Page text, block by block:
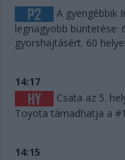
A gyengébbik
legnagyobb büntetése:
gyorshajtásért. 60
14:17
Csata az 5.
Toyota támadhatja a
14:15